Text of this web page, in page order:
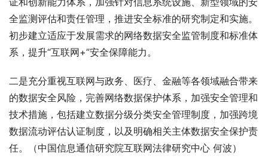
全监测评估和责任管理，推进安全标准的研究制定和实施。
初步建立适应于发展需求的网络数据安全监管制度和标准体
系，提升“互联网+”安全保障能力。
二是充分重视互联网与政务、医疗、金融等各领域融合带来
的数据安全风险，完善网络数据保护体系，加强安全管理和
技术措施，包括建立数据分级分类安全管理制度，加强跨境
数据流动评估认证制度，以及明确相关主体数据安全保护责
任。（中国信息通信研究院互联网法律研究中心 何波）